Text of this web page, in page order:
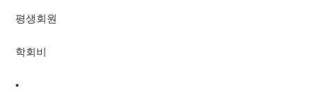
평생회원
학회비
•